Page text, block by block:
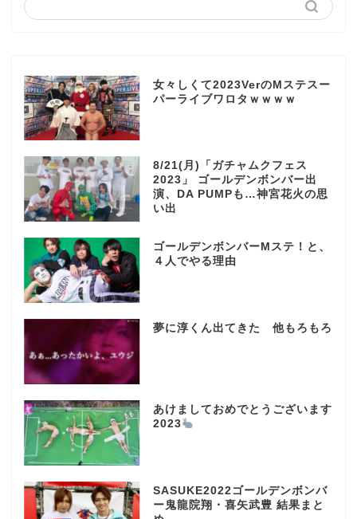
女々しくて2023VerのMステスー
パーライブワロタｗｗｗｗ
8/21(月)「ガチャムクフェス
2023」 ゴールデンボンバー出
演、DA PUMPも…神宮花火の思
い出
ゴールデンボンバーMステ！と、
４人でやる理由
夢に淳くん出てきた 他もろもろ
あけましておめでとうございます
2023
SASUKE2022ゴールデンボンバ
ー鬼龍院翔・喜矢武豊 結果まと